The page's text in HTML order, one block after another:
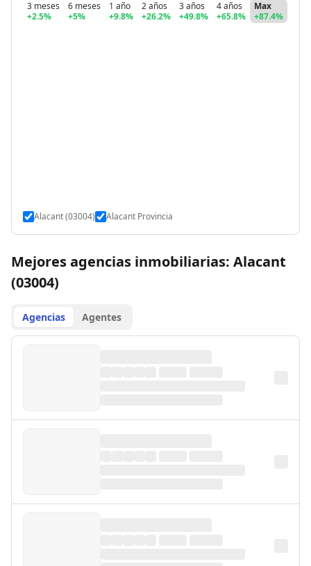
3 meses
+2.5%
6 meses
+5%
1 año
+9.8%
2 años
+26.2%
3 años
+49.8%
4 años
+65.8%
Max
+87.4%
Alacant (03004) Alacant Provincia
Mejores agencias inmobiliarias: Alacant
(03004)
Agencias Agentes